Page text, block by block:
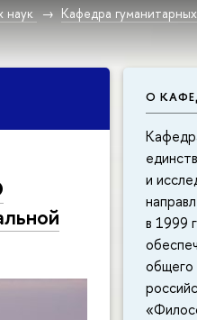
наук
Кафедра
О
и
в 1999
общего